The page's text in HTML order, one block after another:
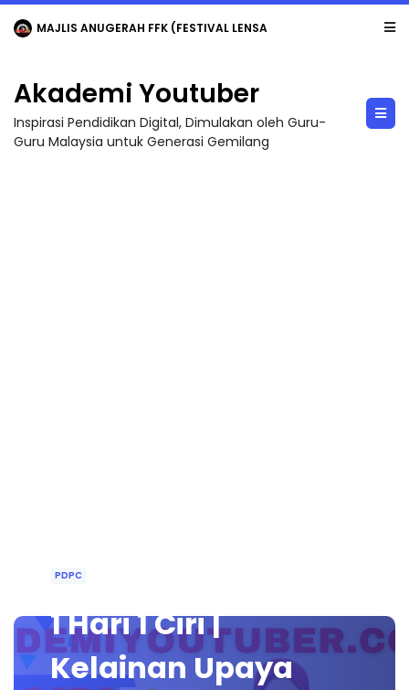
MAJLIS ANUGERAH FFK (FESTIVAL LENSA PENDIDIKAN - FLeP) 2026
Akademi Youtuber
Inspirasi Pendidikan Digital, Dimulakan oleh Guru-
Guru Malaysia untuk Generasi Gemilang
PDPC
1 Hari 1 Ciri |
Kelainan Upaya